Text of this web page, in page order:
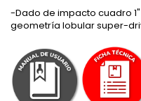
-Dado de impacto cuadro
geometría lobular super-